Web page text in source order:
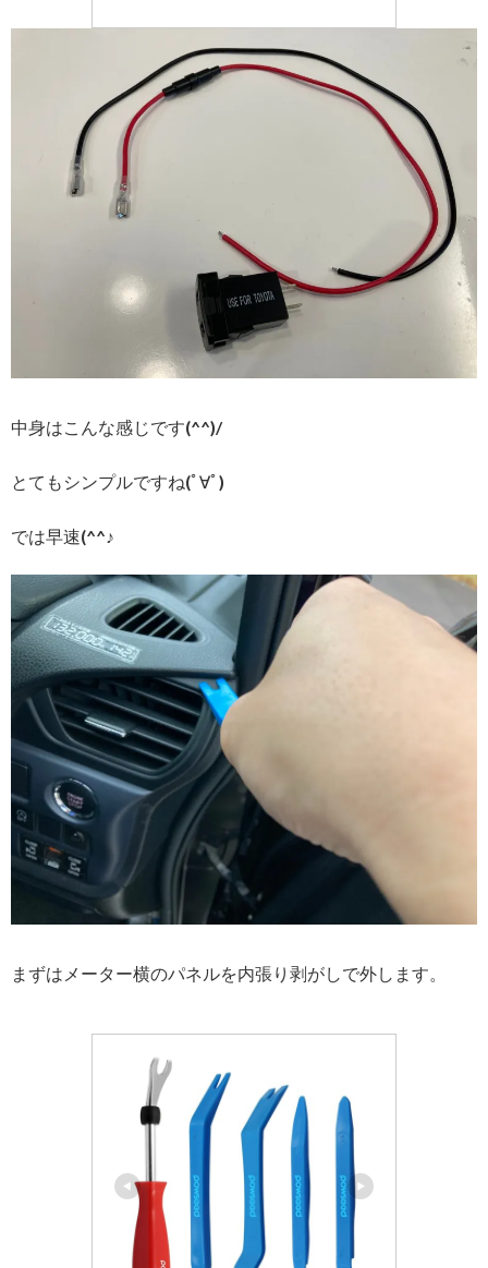
中身はこんな感じです(^^)/
とてもシンプルですね(ﾟ∀ﾟ)
では早速(^^♪
まずはメーター横のパネルを内張り剥がしで外します。